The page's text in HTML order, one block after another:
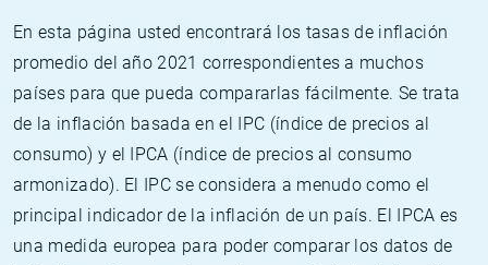
En esta página usted encontrará los tasas de inflación
promedio del año 2021 correspondientes a muchos
países para que pueda compararlas fácilmente. Se trata
de la inflación basada en el IPC (índice de precios al
consumo) y el IPCA (índice de precios al consumo
armonizado). El IPC se considera a menudo como el
principal indicador de la inflación de un país. El IPCA es
una medida europea para poder comparar los datos de